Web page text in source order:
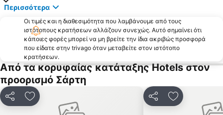
Λιμάνι Πυργαδίκια
Τορώνη
Κακούδια
Ξηροποτάμι
Μαρίνα Πόρτο Καρράς
Λιμάνι Τρυπητής
Νεα Σκιώνη
Κρυοπηγή
Καραγάτσια
αθυτος
Λιβάρι
Ουρανούπολη 3
Παραδοσιακός οικισμός Νικήτης
Περισσότερα
Οι τιμές και η διαθεσιμότητα που λαμβάνουμε από τους
ιστότοπους κρατήσεων αλλάζουν συνεχώς. Αυτό σημαίνει ότι
κάποιες φορές μπορεί να μη βρείτε την ίδια ακριβώς προσφορά
που είδατε στην trivago όταν μεταβείτε στον ιστότοπο
κρατήσεων.
Από τα κορυφαίας κατάταξης Hotels στον
προορισμό Σάρτη
ΚοινοποίησηΠροσθήκη στα αγαπημένα ΚοινοποίησηΠροσθήκη